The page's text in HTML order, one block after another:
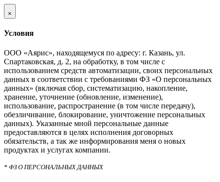
×
Условия
ООО «Аярис», находящемуся по адресу: г. Казань, ул.
Спартаковская, д. 2, на обработку, в том числе с
использованием средств автоматизации, своих персональных
данных в соответствии с требованиями ФЗ «О персональных
данных» (включая сбор, систематизацию, накопление,
хранение, уточнение (обновление, изменение),
использование, распространение (в том числе передачу),
обезличивание, блокирование, уничтожение персональных
данных). Указанные мной персональные данные
предоставляются в целях исполнения договорных
обязательств, а так же информирования меня о новых
продуктах и услугах компании.
* ФЗ О ПЕРСОНАЛЬНЫХ ДАННЫХ